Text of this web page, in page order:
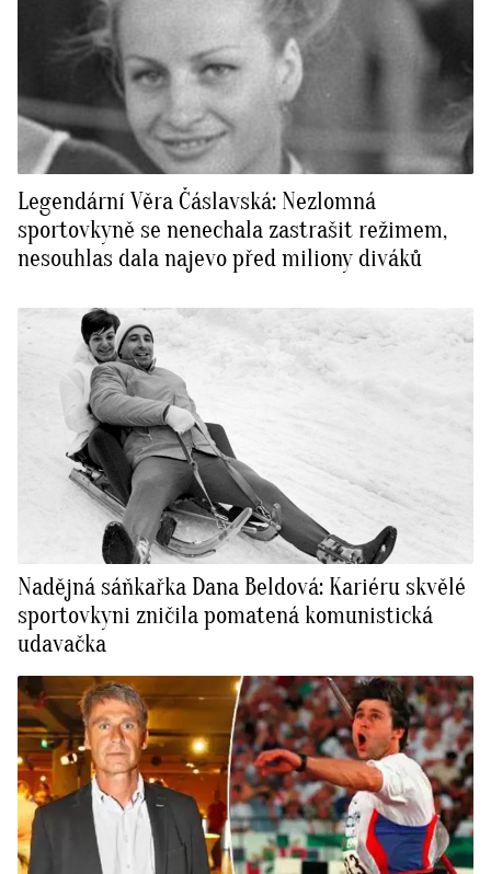
Legendární Věra Čáslavská: Nezlomná
sportovkyně se nenechala zastrašit režimem,
nesouhlas dala najevo před miliony diváků
Nadějná sáňkařka Dana Beldová: Kariéru skvělé
sportovkyni zničila pomatená komunistická
udavačka